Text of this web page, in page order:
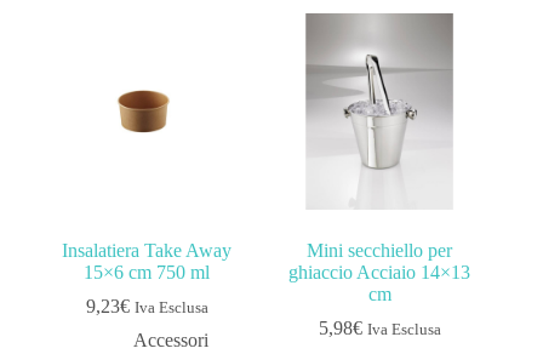
Insalatiera Take Away
15×6 cm 750 ml
9,23€ Iva Esclusa
Accessori
Mini secchiello per
ghiaccio Acciaio 14×13
cm
5,98€ Iva Esclusa